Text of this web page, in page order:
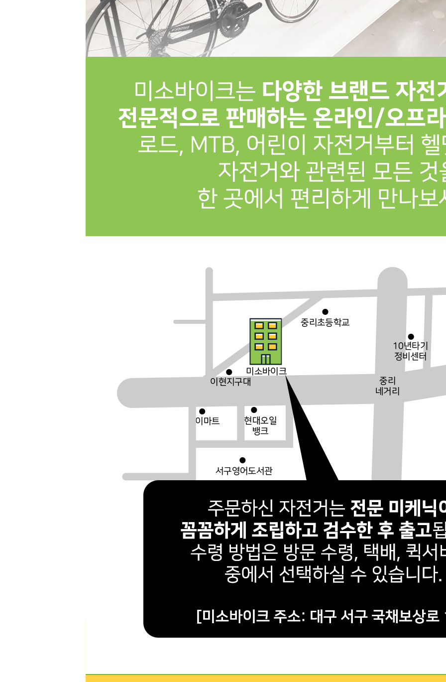
프 하세요!